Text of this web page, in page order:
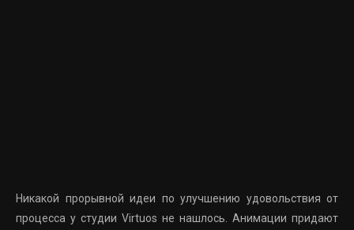
Никакой прорывной идеи по улучшению удовольствия от
процесса у студии Virtuos не нашлось. Анимации придают